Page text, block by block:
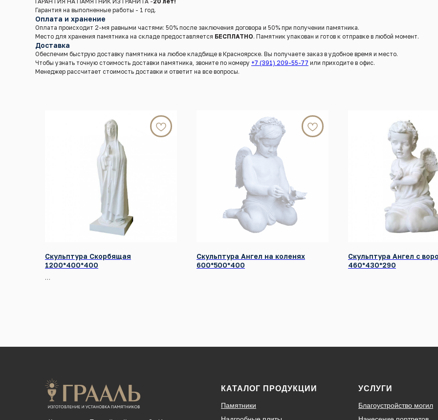
Гарантия на выполненные работы - 1 год.
Оплата и хранение
Оплата происходит 2-мя равными частями: 50% после заключения договора и 50% при получении памятника.
Место для хранения памятника на складе предоставляется БЕСПЛАТНО. Памятник упакован и готов к отправке в любой момент.
Доставка
Обеспечим быструю доставку памятника на любое кладбище в Красноярске. Вы получаете заказ в удобное время и место.
Чтобы узнать точную стоимость доставки памятника, звоните по номеру +7 (391) 209-55-77 или приходите в офис.
Менеджер рассчитает стоимость доставки и ответит на все вопросы.
Скульптура Скорбящая
1200*400*400
Скульптура Ангел на коленях
600*500*400
Скульптура Ангел с
460*430*290
КАТАЛОГ ПРОДУКЦИИ
Памятники
УСЛУГИ
Благоустройство могил